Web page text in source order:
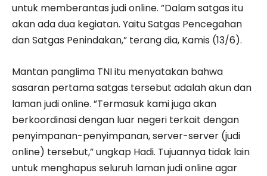
untuk memberantas judi online. ”Dalam satgas itu
akan ada dua kegiatan. Yaitu Satgas Pencegahan
dan Satgas Penindakan,” terang dia, Kamis (13/6).
Mantan panglima TNI itu menyatakan bahwa
sasaran pertama satgas tersebut adalah akun dan
laman judi online. ”Termasuk kami juga akan
berkoordinasi dengan luar negeri terkait dengan
penyimpanan-penyimpanan, server-server (judi
online) tersebut,” ungkap Hadi. Tujuannya tidak lain
untuk menghapus seluruh laman judi online agar